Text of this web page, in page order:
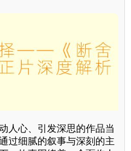
人心、引发深思的作品当
过细腻的叙事与深刻的主